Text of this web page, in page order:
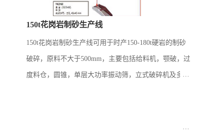
150t花岗岩制砂生产线
150t花岗岩制砂生产线可用于时产150-180t硬岩的制砂
破碎，原料不大于500mm，主要包括给料机，颚破，过
度料仓，圆锥，单层大功率振动筛，立式破碎机及多层